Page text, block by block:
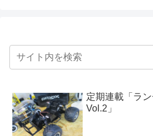
定期連載「ラ
Vol.2」